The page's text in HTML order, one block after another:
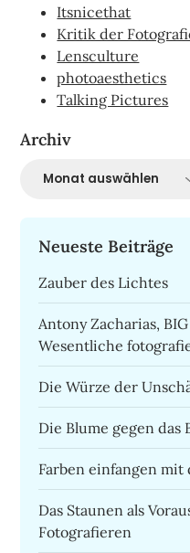
Itsnicethat
Kritik der
Lensculture
photoaesthetics
Talking Pictures
Archiv
Neueste Beiträge
Zauber des Lichtes
Antony Zacharias,
Wesentliche
Die Würze der
Die Blume gegen das
Farben einfangen mit
Das Staunen als
Fotografieren